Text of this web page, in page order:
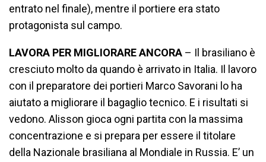
entrato nel finale), mentre il portiere era stato
protagonista sul campo.
LAVORA PER MIGLIORARE ANCORA – Il brasiliano è
cresciuto molto da quando è arrivato in Italia. Il lavoro
con il preparatore dei portieri Marco Savorani lo ha
aiutato a migliorare il bagaglio tecnico. E i risultati si
vedono. Alisson gioca ogni partita con la massima
concentrazione e si prepara per essere il titolare
della Nazionale brasiliana al Mondiale in Russia. E’ un